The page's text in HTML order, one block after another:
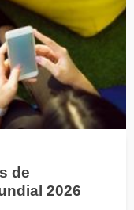
de
2026